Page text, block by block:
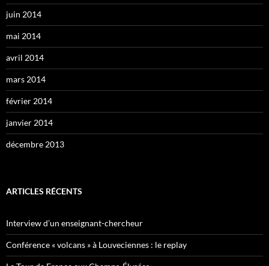
juin 2014
mai 2014
avril 2014
mars 2014
février 2014
janvier 2014
décembre 2013
ARTICLES RÉCENTS
Interview d’un enseignant-chercheur
Conférence « volcans » à Louveciennes : le replay